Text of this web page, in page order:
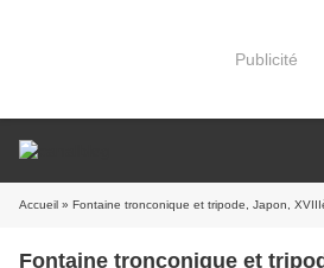
Publicité
Accueil » Fontaine tronconique et tripode, Japon,
Fontaine tronconique et